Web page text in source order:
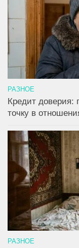
РАЗНОЕ
Кредит доверия:
точку в
РАЗНОЕ